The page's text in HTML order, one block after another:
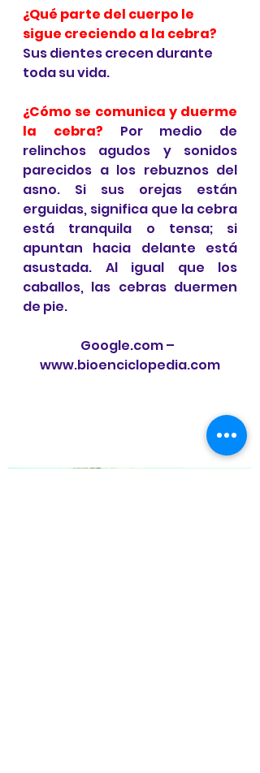
¿Qué parte del cuerpo le
sigue creciendo a la cebra?
Sus dientes crecen durante
toda su vida.
¿Cómo se comunica y duerme
la cebra? Por medio de
relinchos agudos y sonidos
parecidos a los rebuznos del
asno. Si sus orejas están
erguidas, significa que la cebra
está tranquila o tensa; si
apuntan hacia delante está
asustada. Al igual que los
caballos, las cebras duermen
de pie.
Google.com –
www.bioenciclopedia.com